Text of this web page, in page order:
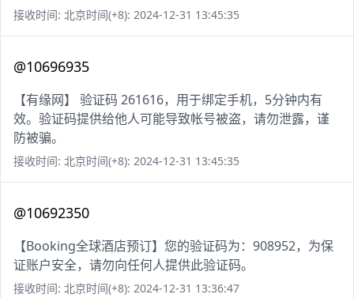
接收时间: 北京时间(+8): 2024-12-31 13:45:35
@10696935
【有缘网】 验证码 261616，用于绑定手机，5分钟内有
效。验证码提供给他人可能导致帐号被盗，请勿泄露，谨
防被骗。
接收时间: 北京时间(+8): 2024-12-31 13:45:35
@10692350
【Booking全球酒店预订】您的验证码为：908952，为保
证账户安全，请勿向任何人提供此验证码。
接收时间: 北京时间(+8): 2024-12-31 13:36:47